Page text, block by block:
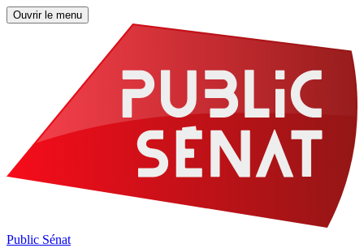
Ouvrir le menu
Public Sénat